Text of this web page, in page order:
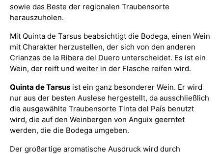
sowie das Beste der regionalen Traubensorte
herauszuholen.
Mit Quinta de Tarsus beabsichtigt die Bodega, einen Wein
mit Charakter herzustellen, der sich von den anderen
Crianzas de la Ribera del Duero unterscheidet. Es ist ein
Wein, der reift und weiter in der Flasche reifen wird.
Quinta de Tarsus ist ein ganz besonderer Wein. Er wird
nur aus der besten Auslese hergestellt, da ausschließlich
die ausgewählte Traubensorte Tinta del País benutzt
wird, die auf den Weinbergen von Anguix geerntet
werden, die die Bodega umgeben.
Der großartige aromatische Ausdruck wird durch